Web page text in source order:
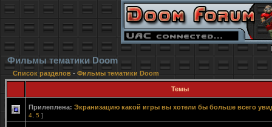
Фильмы тематики Doom
Список разделов - Фильмы тематики Doom
Темы
Прилеплена: Экранизацию какой игры вы хотели бы больше всего
4 5 ]